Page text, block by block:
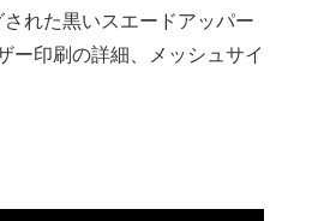
れた黒いスエードアッパー
ー印刷の詳細、メッシュサイ